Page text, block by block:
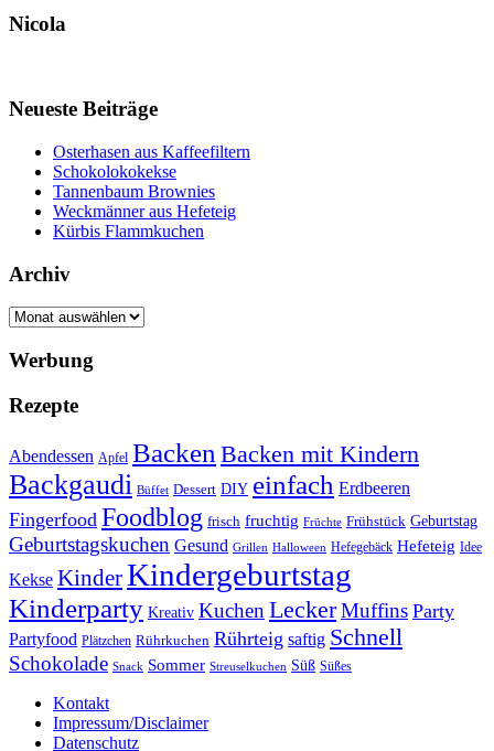
Nicola
Neueste Beiträge
Osterhasen aus Kaffeefiltern
Schokolokokekse
Tannenbaum Brownies
Weckmänner aus Hefeteig
Kürbis Flammkuchen
Archiv
Archiv
Werbung
Rezepte
Abendessen Apfel Backen Backen mit Kindern
Backgaudi Büffet Dessert DIY einfach Erdbeeren
Fingerfood Foodblog frisch fruchtig Früchte Frühstück Geburtstag
Geburtstagskuchen Gesund Grillen Halloween Hefegebäck Hefeteig Idee
Kekse KinderKindergeburtstag
Kinderparty Kreativ KuchenLeckerMuffins Party
Partyfood Plätzchen Rührkuchen Rührteig saftig Schnell
Schokolade Snack Sommer Streuselkuchen Süß Süßes
Kontakt
Impressum/Disclaimer
Datenschutz